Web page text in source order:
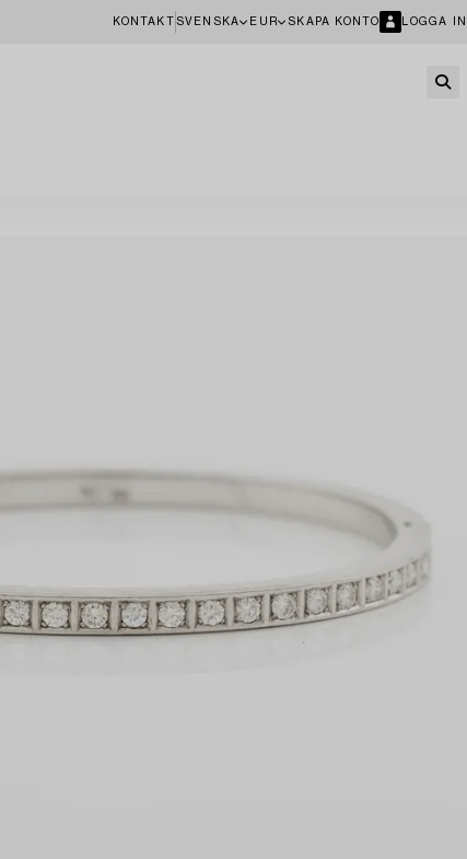
KONTAKT SVENSKA EUR SKAPA KONTO LOGGA IN